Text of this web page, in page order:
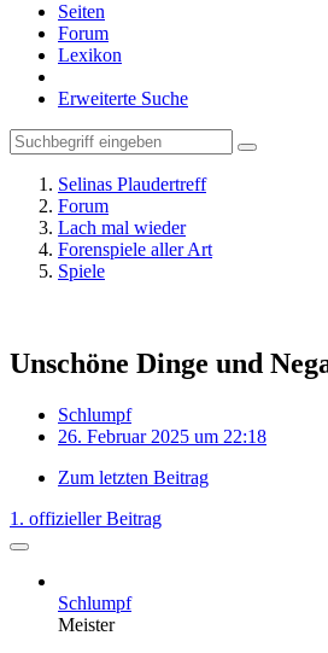
Seiten
Forum
Lexikon
Erweiterte Suche
Selinas Plaudertreff
Forum
Lach mal wieder
Forenspiele aller Art
Spiele
Unschöne Dinge und
Schlumpf
26. Februar 2025 um 22:18
Zum letzten Beitrag
1. offizieller Beitrag
Schlumpf
Meister